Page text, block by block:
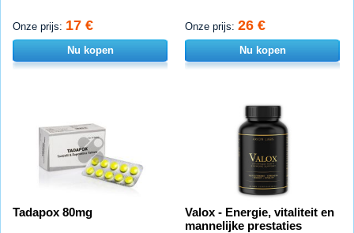
Onze prijs: 17 €
Nu kopen
Onze prijs: 26 €
Nu kopen
Tadapox 80mg
Valox - Energie, vitaliteit en
mannelijke prestaties